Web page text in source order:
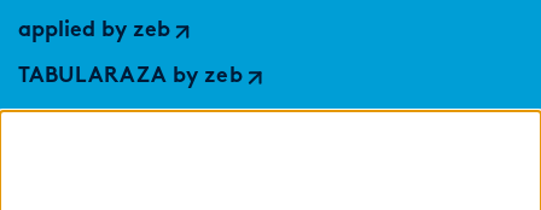
applied by zeb
TABULARAZA by zeb